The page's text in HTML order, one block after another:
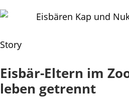
Story
Eisbär-Eltern im
leben getrennt